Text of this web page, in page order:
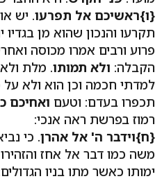
{ו}ראשיכם אל תפרעו. יש
תקרעו והנכון שהוא מן בגדיו
פרוע ורבים אמרו מכוסה
הקבלה: ולא תמותו. מלת
למדתי חכמה וכן הוא ולא
תכפרו בעדם: וטעם ואחיכם
רמוז בפרשת ראה אנכי:
{ח}וידבר ה' אל אהרן. כי
משה כמו דבר אל אחז
ימותו כאשר מתו בניו